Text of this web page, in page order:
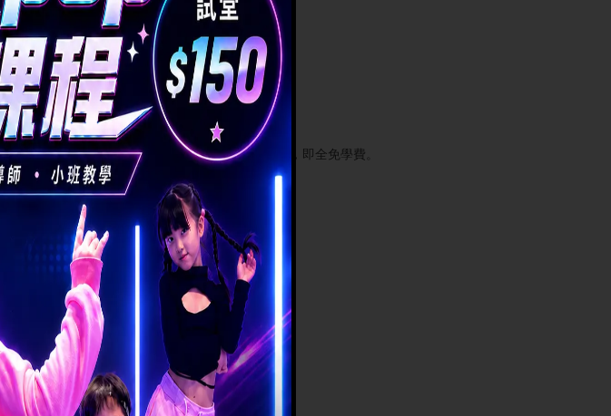
家庭收入申請學費減免，最高可獲得100%減免，即全免學費。